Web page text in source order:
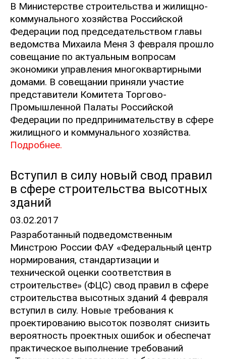
В Министерстве строительства и жилищно-
коммунального хозяйства Российской
Федерации под председательством главы
ведомства Михаила Меня 3 февраля прошло
совещание по актуальным вопросам
экономики управления многоквартирными
домами. В совещании приняли участие
представители Комитета Торгово-
Промышленной Палаты Российской
Федерации по предпринимательству в сфере
жилищного и коммунального хозяйства.
Подробнее.
Вступил в силу новый свод правил
в сфере строительства высотных
зданий
03.02.2017
Разработанный подведомственным
Минстрою России ФАУ «Федеральный центр
нормирования, стандартизации и
технической оценки соответствия в
строительстве» (ФЦС) свод правил в сфере
строительства высотных зданий 4 февраля
вступил в силу. Новые требования к
проектированию высоток позволят снизить
вероятность проектных ошибок и обеспечат
практическое выполнение требований